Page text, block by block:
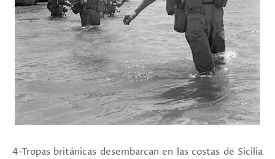
4-Tropas británicas desembarcan en las costas de Sicilia